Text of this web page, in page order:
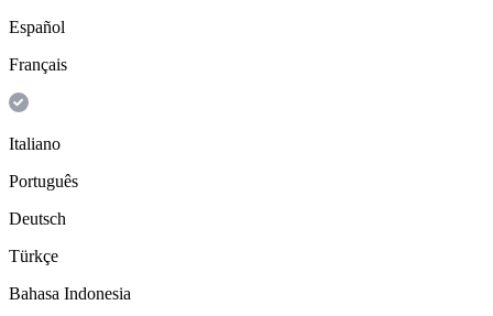
Español
Français
Italiano
Português
Deutsch
Türkçe
Bahasa Indonesia